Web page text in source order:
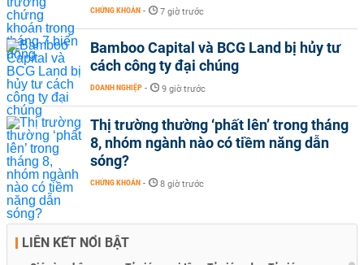
CHỨNG KHOÁN - 7 giờ trước
Bamboo Capital và BCG Land bị hủy tư
cách công ty đại chúng
DOANH NGHIỆP - 9 giờ trước
Thị trường thường ‘phất lên’ trong tháng
8, nhóm ngành nào có tiềm năng dẫn
sóng?
CHỨNG KHOÁN - 8 giờ trước
LIÊN KẾT NỔI BẬT